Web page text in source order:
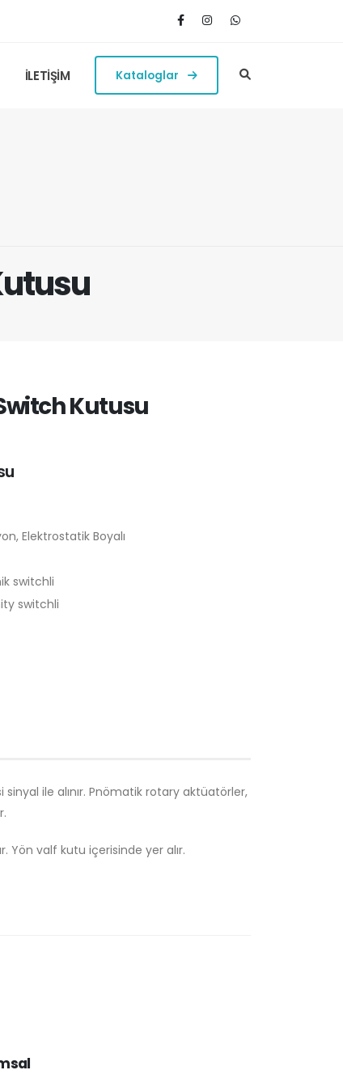
İLETİŞİM Kataloglar
Kutusu
Elektrostatik Boyalı
switchli
switchli
ile alınır. Pnömatik rotary aktüatörler,
Yön valf kutu içerisinde yer alır.